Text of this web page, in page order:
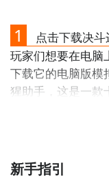
先的下载机会了咯！
下载九游APP订阅
一键高
1
点击下载决
玩家们想要在电脑
下载它的电脑版模
猩助手，这是一款
器，性能强悍，
助功能，是电脑
手游。
新手指引